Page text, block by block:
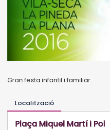
Gran festa infantil i familiar.
Localització
Plaça Miquel Martí i Pol